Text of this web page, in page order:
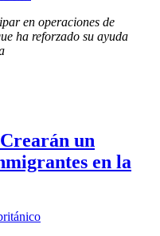
en operaciones de
ha reforzado su ayuda
un
en la